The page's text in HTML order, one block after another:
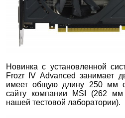
Новинка с установленной
Frozr IV Advanced занимает
имеет общую длину 250 мм
сайту компании MSI (262 мм
нашей тестовой лаборатории).